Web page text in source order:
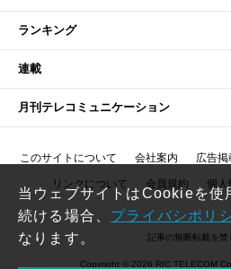
ランキング
連載
月刊テレコミュニケーション
このサイトについて 会社案内 広告掲
リンクについて 会員規約 個人
記事の無断転載を禁
Copyright © 2026 RIC TELECOM
当ウェブサイトはCookieを使
続ける場合、 プライバシポリ
なります。